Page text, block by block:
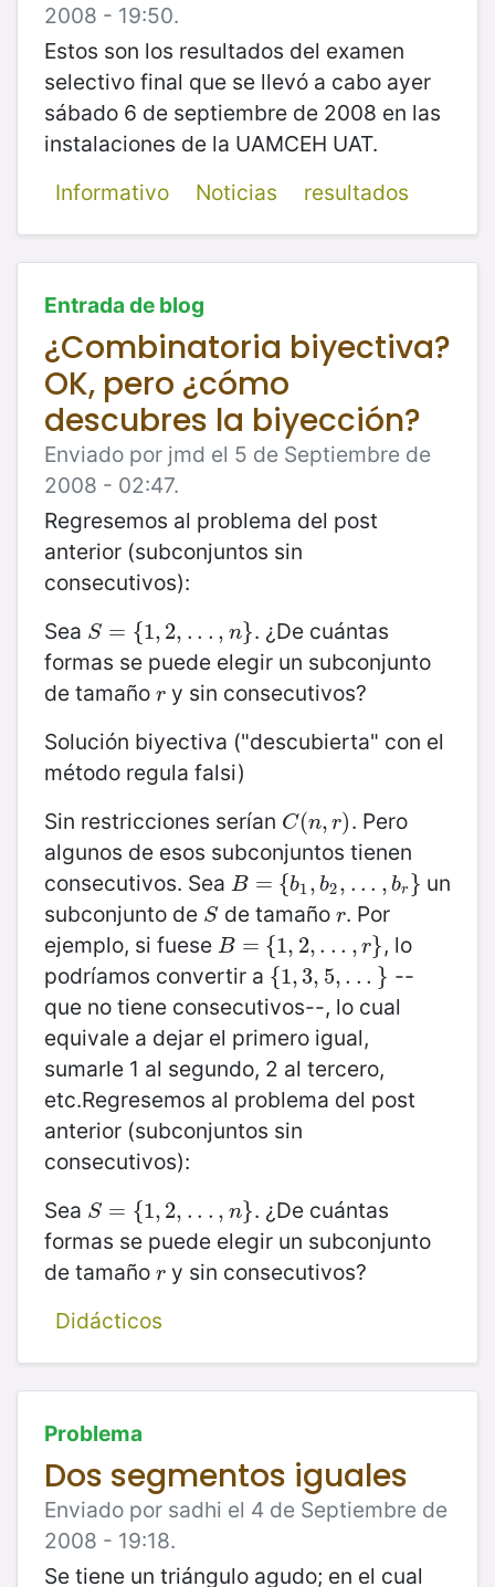
2008 - 19:50.
Estos son los resultados del examen
selectivo final que se llevó a cabo ayer
sábado 6 de septiembre de 2008 en las
instalaciones de la UAMCEH UAT.
Informativo
Noticias resultados
Entrada de blog
¿Combinatoria biyectiva?
OK, pero ¿cómo
descubres la biyección?
Enviado por jmd el 5 de Septiembre de
2008 - 02:47.
Regresemos al problema del post
anterior (subconjuntos sin
consecutivos):
Sea S = {1, 2, . . . , n}
S={1 ,2,. ..,n}
. ¿De cuántas
formas se puede elegir un subconjunto
de tamaño r
r y sin consecutivos?
Solución biyectiva ("descubierta" con el
método regula falsi)
Sin restricciones serían C(n, r)
C(n,r) . Pero
algunos de esos subconjuntos tienen
consecutivos. Sea B = {b1, b2, . . . , br }
B={b 1,b 2,..., b r }
un
subconjunto de S
S de tamañor
r. Por
ejemplo, si fuese B = {1, 2, . . . , r}
B={1 ,2,.. .,r }
, lo
podríamos convertir a {1, 3, 5, . . . }
{1,3,5 ,... }
--
que no tiene consecutivos--, lo cual
equivale a dejar el primero igual,
sumarle 1 al segundo, 2 al tercero,
etc.Regresemos al problema del post
anterior (subconjuntos sin
consecutivos):
Sea S = {1, 2, . . . , n}
S={1 ,2,. ..,n}
. ¿De cuántas
formas se puede elegir un subconjunto
de tamaño r
r y sin consecutivos?
Didácticos
Problema
Dos segmentos iguales
Enviado por sadhi el 4 de Septiembre de
2008 - 19:18.
Se tiene un triángulo agudo; en el cual